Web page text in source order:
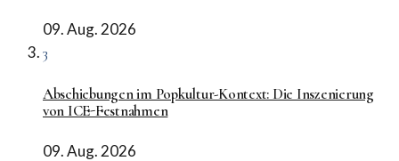
09. Aug. 2026
3
Abschiebungen im Popkultur-Kontext: Die Inszenierung
von ICE-Festnahmen
09. Aug. 2026